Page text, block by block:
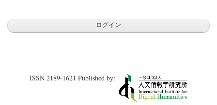
ISSN 2189-1621 Published by: